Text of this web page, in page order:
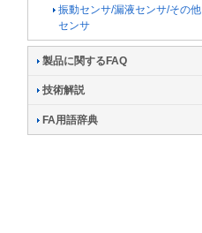
振動センサ/漏液センサ/その他
センサ
製品に関するFAQ
技術解説
FA用語辞典